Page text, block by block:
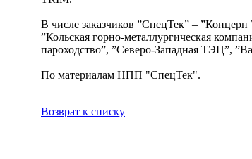
В числе заказчиков ”СпецТек” –
”Кольская горно-металлургическая
пароходство”, ”Северо-Западная ТЭЦ”,
По материалам НПП "СпецТек".
Возврат к списку